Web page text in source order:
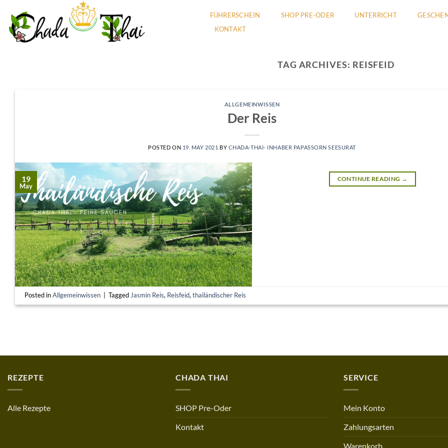
content
FÜHRERSCHEIN SHOP PRE-ODER UNTERRICHT
KONTAKT
TAG ARCHIVES: REISFEID
ALLGEMEINWISSEN
Der Reis
POSTED ON 19. MAY 2021 BY CHADA-THAI- INHABER PAPASSORN SEESURAT
19
May
CONTINUE READING →
Posted inAllgemeinwissen TaggedJasmin Reis, Reisfeid,thailändischer Reis
REZEPTE
Alle Rezepte
CHADA THAI
SHOP Pre-Oder
Kontakt
SERVICE
Mein Konto
Zahlungsarten
Warenkorb